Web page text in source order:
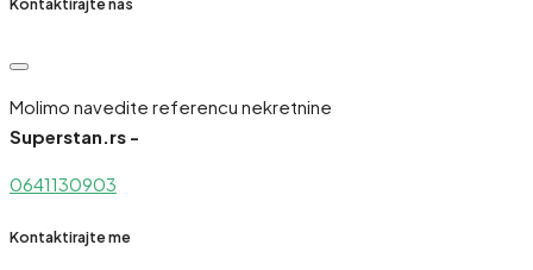
Molimo navedite referencu nekretnine
Superstan.rs -
0641130903
Kontaktirajte me